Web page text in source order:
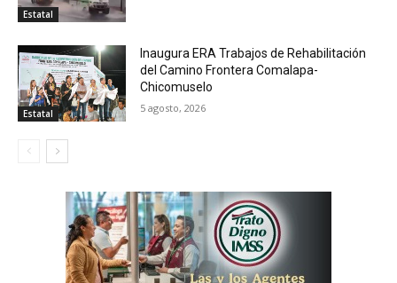
Estatal
Estatal
Inaugura ERA Trabajos de Rehabilitación
del Camino Frontera Comalapa-
Chicomuselo
5 agosto, 2026